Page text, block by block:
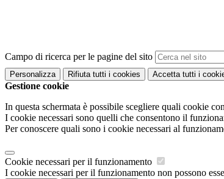
Campo di ricerca per le pagine del sito
Personalizza Rifiuta tutti i cookies Accetta tutti i
Gestione cookie
In questa schermata è possibile scegliere quali cookie
I cookie necessari sono quelli che consentono il
Per conoscere quali sono i cookie necessari al
Cookie necessari per il funzionamento
I cookie necessari per il funzionamento non possono